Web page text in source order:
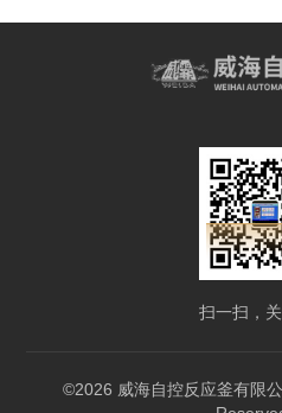
扫一扫，
©2026 威海自控反应釜有限